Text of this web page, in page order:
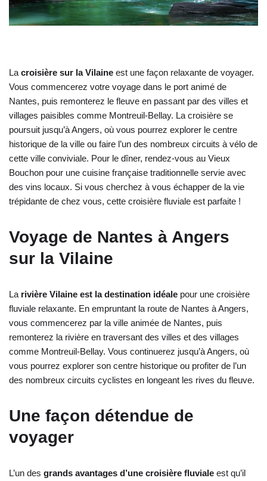
La croisière sur la Vilaine est une façon relaxante de voyager.
Vous commencerez votre voyage dans le port animé de
Nantes, puis remonterez le fleuve en passant par des villes et
villages paisibles comme Montreuil-Bellay. La croisière se
poursuit jusqu’à Angers, où vous pourrez explorer le centre
historique de la ville ou faire l’un des nombreux circuits à vélo de
cette ville conviviale. Pour le dîner, rendez-vous au Vieux
Bouchon pour une cuisine française traditionnelle servie avec
des vins locaux. Si vous cherchez à vous échapper de la vie
trépidante de chez vous, cette croisière fluviale est parfaite !
Voyage de Nantes à Angers
sur la Vilaine
La rivière Vilaine est la destination idéale pour une croisière
fluviale relaxante. En empruntant la route de Nantes à Angers,
vous commencerez par la ville animée de Nantes, puis
remonterez la rivière en traversant des villes et des villages
comme Montreuil-Bellay. Vous continuerez jusqu’à Angers, où
vous pourrez explorer son centre historique ou profiter de l’un
des nombreux circuits cyclistes en longeant les rives du fleuve.
Une façon détendue de
voyager
L’un des grands avantages d’une croisière fluviale est qu’il